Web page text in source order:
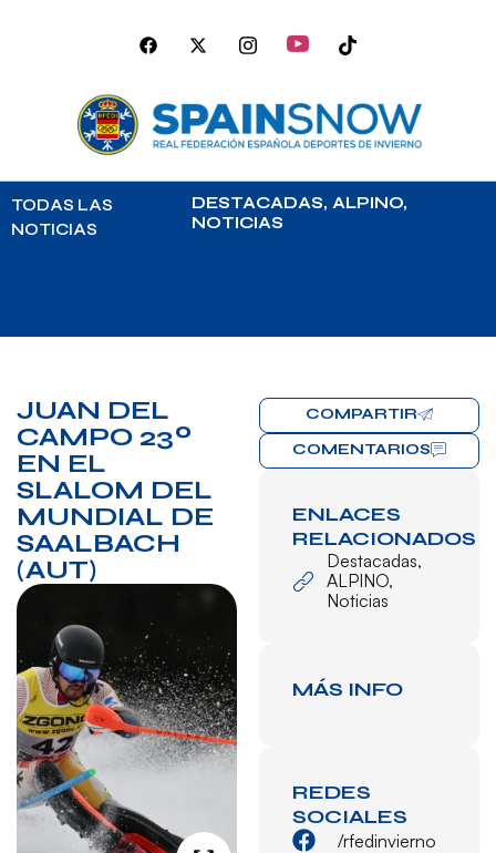
TODAS LAS
NOTICIAS
DESTACADAS, ALPINO,
NOTICIAS
JUAN DEL
CAMPO 23º
EN EL
SLALOM DEL
MUNDIAL DE
SAALBACH
(AUT)
COMPARTIR
COMENTARIOS
ENLACES
RELACIONADOS
Destacadas,
ALPINO,
Noticias
MÁS INFO
REDES
SOCIALES
/rfedinvierno